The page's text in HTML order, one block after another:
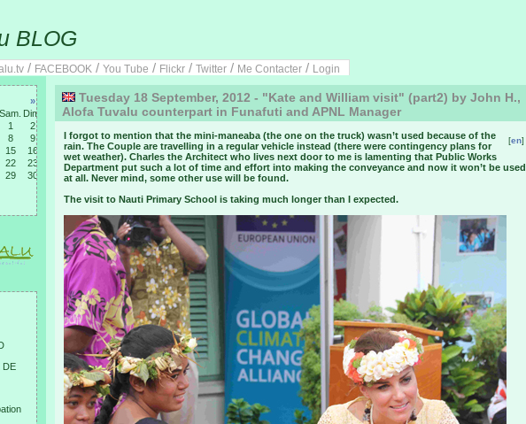
BLOG
/ FACEBOOK / You Tube / Flickr / Twitter / Me Contacter / Login
»
Sam. Dim.
1
2
8
9
15
16
22
23
29
30
DE
Tuesday 18 September, 2012 - "Kate and William visit" (part2) by John H.,
Alofa Tuvalu counterpart in Funafuti and APNL Manager
[en]
I forgot to mention that the mini-maneaba (the one on the truck) wasn’t used because of the
rain. The Couple are travelling in a regular vehicle instead (there were contingency plans for
wet weather). Charles the Architect who lives next door to me is lamenting that Public Works
Department put such a lot of time and effort into making the conveyance and now it won’t be used
at all. Never mind, some other use will be found.
The visit to Nauti Primary School is taking much longer than I expected.